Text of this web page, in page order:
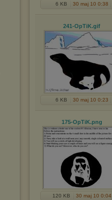
6 KB 30 maj 10 0:38
241-OpTiK.gif
6 KB 30 maj 10 0:23
175-OpTiK.png
120 KB 30 maj 10 0:04